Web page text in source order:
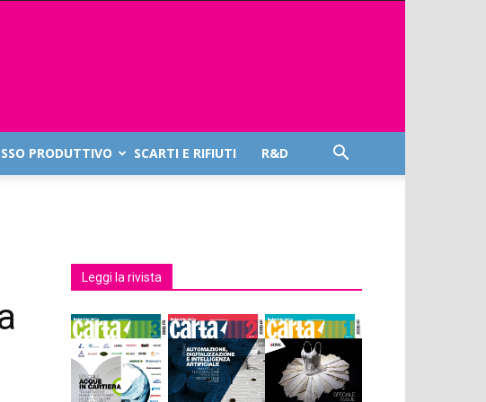
PRODUTTIVO SCARTI E RIFIUTI R&D
Leggi la rivista